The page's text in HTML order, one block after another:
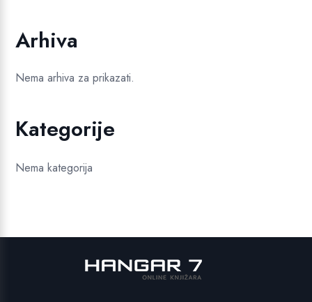
Arhiva
Nema arhiva za prikazati.
Kategorije
Nema kategorija